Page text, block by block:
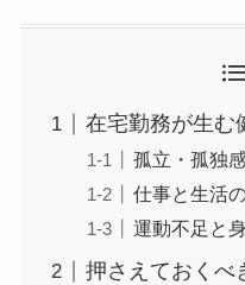
在宅勤務が生む
孤立・孤独
仕事と生活
運動不足と
押さえておくべ